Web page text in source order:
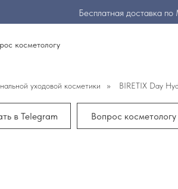
Бесплатная доставка
косметологу
уходовой косметики » BIRETIX Day
Вопрос косметологу
в Telegram